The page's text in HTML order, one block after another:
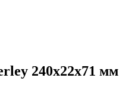
240х22х71 мм